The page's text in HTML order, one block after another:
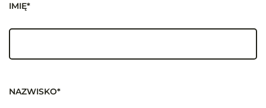
IMIĘ*
NAZWISKO*